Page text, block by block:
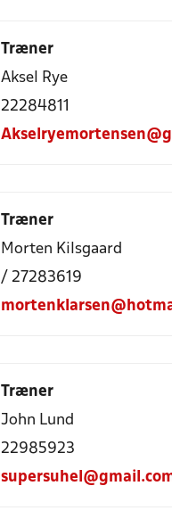
Træner
Aksel Rye
22284811
Træner
Morten Kilsgaard
/ 27283619
Træner
John Lund
22985923